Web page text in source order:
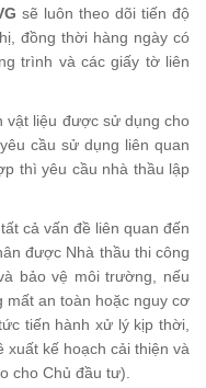
sẽ luôn theo dõi tiến độ
đồng thời hàng ngày có
trình và các giấy tờ liên
vật liệu được sử dụng cho
cầu sử dụng liên quan
thì yêu cầu nhà thầu lập
cả vấn đề liên quan đến
được Nhà thầu thi công
bảo vệ môi trường, nếu
mất an toàn hoặc nguy cơ
tiến hành xử lý kịp thời,
kế hoạch cải thiện và
cho Chủ đầu tư).